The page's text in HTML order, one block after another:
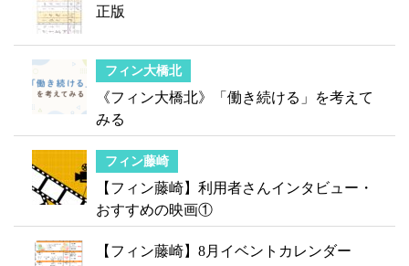
正版
フィン大橋北
《フィン大橋北》「働き続ける」を考えて
みる
フィン藤崎
【フィン藤崎】利用者さんインタビュー・
おすすめの映画①
【フィン藤崎】8月イベントカレンダー